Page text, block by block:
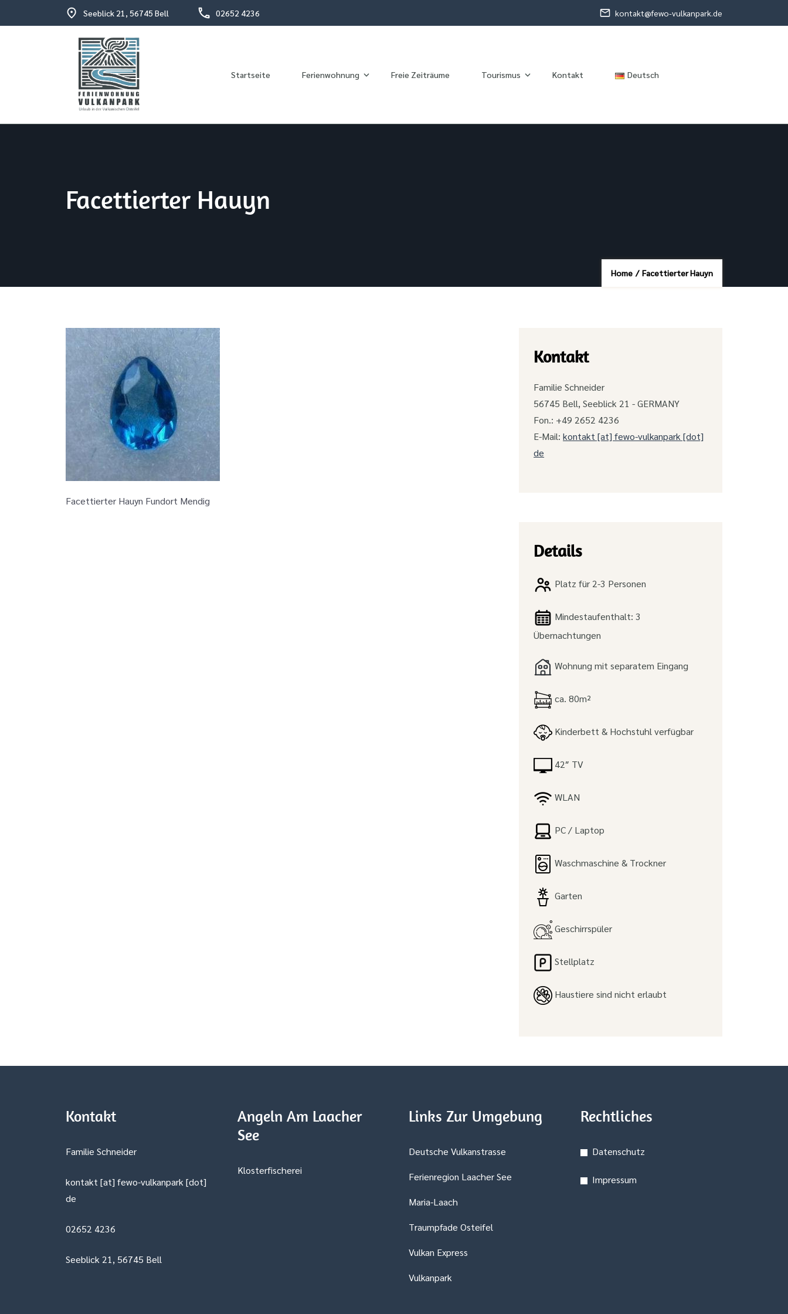
Seeblick 21, 56745 Bell 02652 4236 kontakt@fewo-vulkanpark.de
Urlaub in der vulkanischen Osteifel
Startseite Ferienwohnung Freie Zeiträume Tourismus Kontakt Deutsch
Facettierter Hauyn
Home / Facettierter Hauyn
Facettierter Hauyn Fundort Mendig
Kontakt
Familie Schneider
56745 Bell, Seeblick 21 - GERMANY
Fon.: +49 2652 4236
E-Mail:kontakt [at] fewo-vulkanpark [dot]
de
Details
Platz für 2-3 Personen
Mindestaufenthalt: 3
Übernachtungen
Wohnung mit separatem Eingang
ca. 80m²
Kinderbett & Hochstuhl verfügbar
42″ TV
WLAN
PC / Laptop
Waschmaschine & Trockner
Garten
Geschirrspüler
Stellplatz
Haustiere sind nicht erlaubt
Kontakt
Familie Schneider
kontakt [at] fewo-vulkanpark [dot]
de
02652 4236
Seeblick 21, 56745 Bell
Angeln Am Laacher
See
Klosterfischerei
Links Zur Umgebung
Deutsche Vulkanstrasse
Ferienregion Laacher See
Maria-Laach
Traumpfade Osteifel
Vulkan Express
Vulkanpark
Rechtliches
Datenschutz
Impressum